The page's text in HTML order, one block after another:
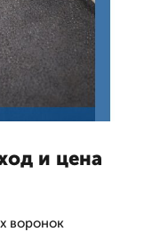
и цена
воронок